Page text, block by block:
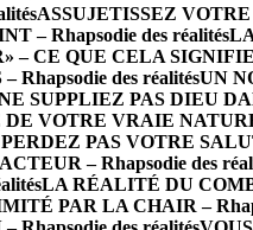
ASSUJETISSEZ VOTRE
– Rhapsodie des réalités
– CE QUE CELA
Rhapsodie des réalitésUN
SUPPLIEZ PAS DIEU
VOTRE VRAIE
PAS VOTRE
– Rhapsodie des
LA RÉALITÉ DU
PAR LA CHAIR –